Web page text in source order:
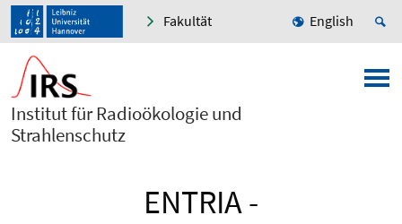
Fakultät English
Institut für Radioökologie und
Strahlenschutz
ENTRIA -